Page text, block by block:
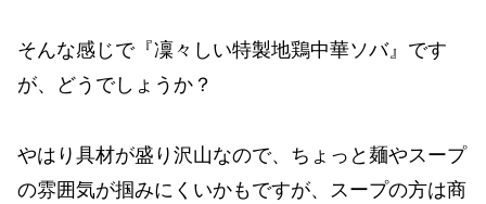
そんな感じで『凜々しい特製地鶏中華ソバ』です
が、どうでしょうか？
やはり具材が盛り沢山なので、ちょっと麺やスープ
の雰囲気が掴みにくいかもですが、スープの方は商